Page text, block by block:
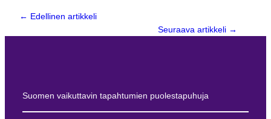
← Edellinen artikkeli
Seuraava artikkeli →
Suomen vaikuttavin tapahtumien puolestapuhuja